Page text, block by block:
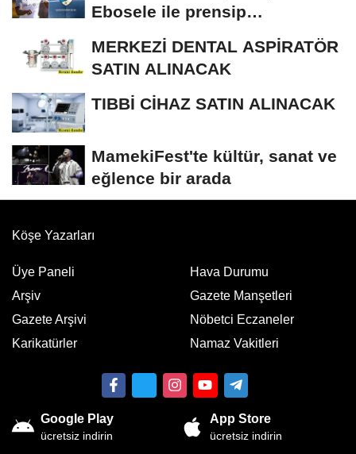
Ebosele ile prensip
anlaşmasına vardı
MERKEZİ DENTAL ASPİRATÖR
SATIN ALINACAK
TIBBİ CİHAZ SATIN ALINACAK
MamekiFest'te kültür, sanat ve
eğlence bir arada
Köşe Yazarları
Üye Paneli
Arşiv
Gazete Arşivi
Karikatürler
Hava Durumu
Gazete Manşetleri
Nöbetci Eczaneler
Namaz Vakitleri
Google Play
ücretsiz indirin
App Store
ücretsiz indirin